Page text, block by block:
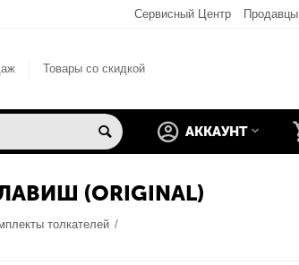
Сервисный Центр Продавцы
Товары со скидкой
АККАУНТ
(ORIGINAL)
толкателей /